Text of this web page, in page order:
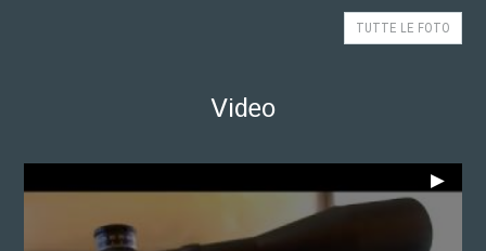
TUTTE LE FOTO
Video